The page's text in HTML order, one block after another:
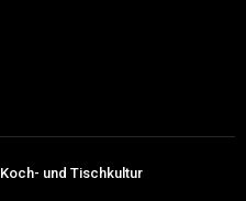
Koch- und Tischkultur